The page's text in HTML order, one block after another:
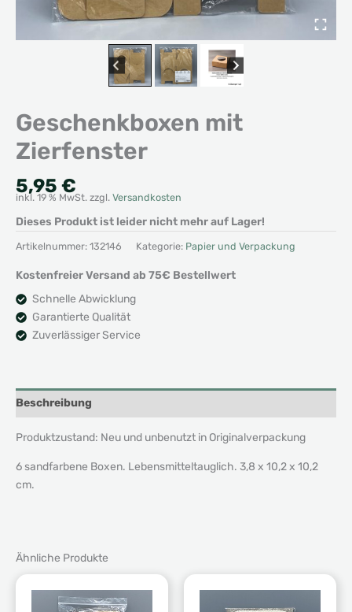
Geschenkboxen mit
Zierfenster
5,95 €
inkl. 19 % MwSt. zzgl. Versandkosten
Dieses Produkt ist leider nicht mehr auf Lager!
Artikelnummer: 132146 Kategorie: Papier und Verpackung
Kostenfreier Versand ab 75€ Bestellwert
Schnelle Abwicklung
Garantierte Qualität
Zuverlässiger Service
Beschreibung
Produktzustand: Neu und unbenutzt in Originalverpackung
6 sandfarbene Boxen. Lebensmitteltauglich. 3,8 x 10,2 x 10,2
cm.
Ähnliche Produkte